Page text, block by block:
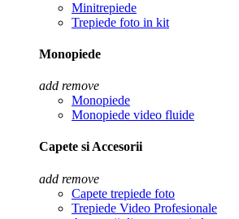
Minitrepiede
Trepiede foto in kit
Monopiede
add remove
Monopiede
Monopiede video fluide
Capete si Accesorii
add remove
Capete trepiede foto
Trepiede Video Profesionale